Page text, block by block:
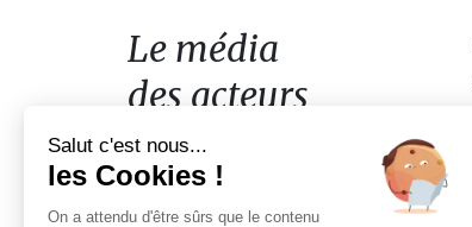
acteurs
de
l'engagement
Le média
des acteurs
de l'engagement
Salut c'est nous...
les Cookies !
On a attendu d'être sûrs que le contenu